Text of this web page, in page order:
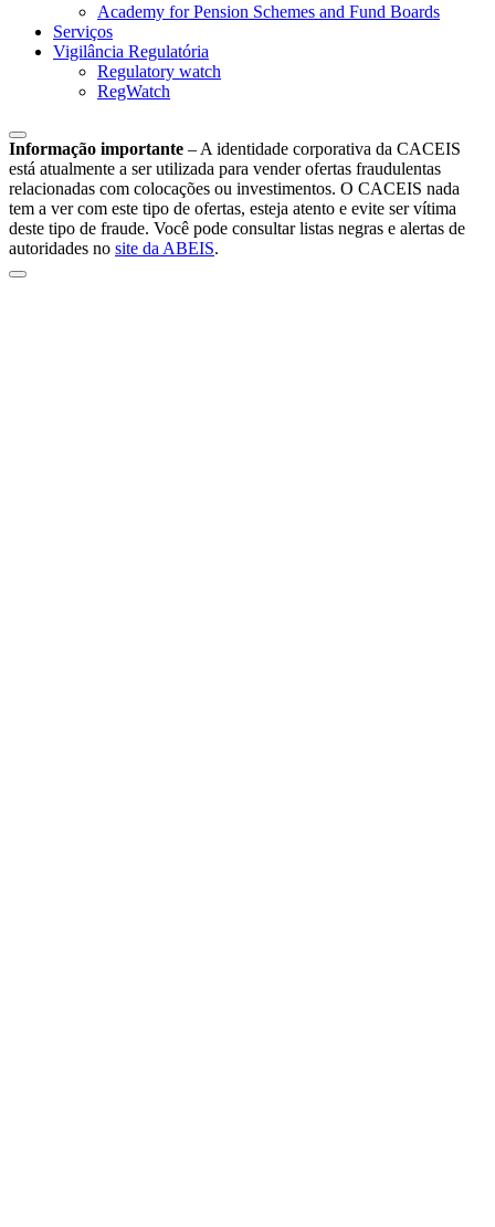
Academy for Pension Schemes and Fund Boards
Serviços
Vigilância Regulatória
Regulatory watch
RegWatch
Informação importante – A identidade corporativa da CACEIS
está atualmente a ser utilizada para vender ofertas fraudulentas
relacionadas com colocações ou investimentos. O CACEIS nada
tem a ver com este tipo de ofertas, esteja atento e evite ser vítima
deste tipo de fraude. Você pode consultar listas negras e alertas de
autoridades no site da ABEIS.